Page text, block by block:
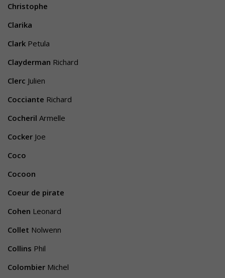
Christophe
Clarika
Clark Petula
Clayderman Richard
Clerc Julien
Cocciante Richard
Cocheril Armelle
Cocker Joe
Coco
Cocoon
Coeur de pirate
Cohen Leonard
Collet Nolwenn
Collins Phil
Colombier Michel